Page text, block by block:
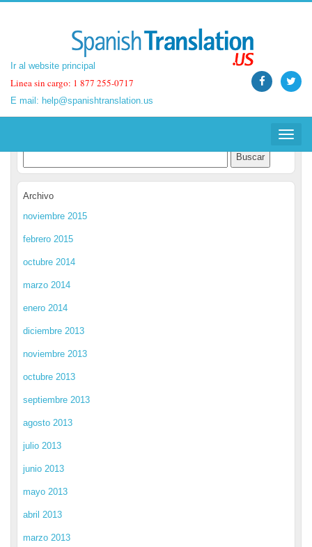
Ir al website principal
Linea sin cargo: 1 877 255-0717
E mail: help@spanishtranslation.us
Toggle
Ir al website principal
Linea sin cargo: 1 877 255-0717
E mail: help@spanishtranslation.us
Toggle
Spanish Translation Blog
Archivo
noviembre 2015
febrero 2015
octubre 2014
marzo 2014
enero 2014
diciembre 2013
noviembre 2013
octubre 2013
septiembre 2013
agosto 2013
julio 2013
junio 2013
mayo 2013
abril 2013
marzo 2013